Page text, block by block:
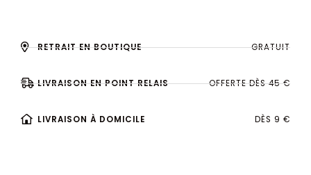
RETRAIT EN BOUTIQUE GRATUIT
LIVRAISON EN POINT RELAIS OFFERTE DÈS 45 €
LIVRAISON À DOMICILE DÈS 9 €